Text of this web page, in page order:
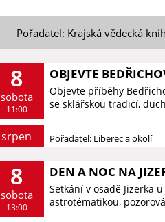
Pořadatel: Krajská vědecká
8
sobota
11:00
srpen
OBJEVTE
Objevte příběhy
se sklářskou tradicí,
Pořadatel: Liberec a okolí
8
sobota
13:00
DEN A NOC NA
Setkání v osadě Jizerka
astrotématikou,